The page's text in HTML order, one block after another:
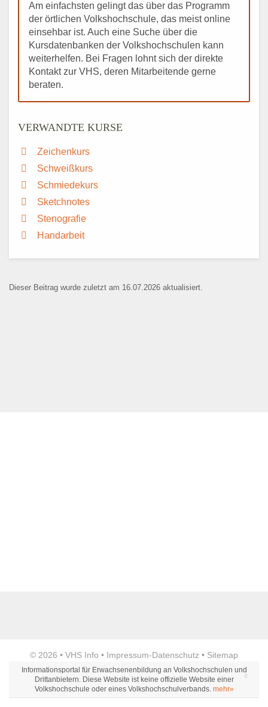
Am einfachsten gelingt das über das Programm
der örtlichen Volkshochschule, das meist online
einsehbar ist. Auch eine Suche über die
Kursdatenbanken der Volkshochschulen kann
weiterhelfen. Bei Fragen lohnt sich der direkte
Kontakt zur VHS, deren Mitarbeitende gerne
beraten.
VERWANDTE KURSE
Zeichenkurs
Schweißkurs
Schmiedekurs
Sketchnotes
Stenografie
Handarbeit
Dieser Beitrag wurde zuletzt am 16.07.2026 aktualisiert.
© 2026 • VHS Info • Impressum-Datenschutz • Sitemap
Informationsportal für Erwachsenenbildung an Volkshochschulen und
Drittanbietern. Diese Website ist keine offizielle Website einer
Volkshochschule oder eines Volkshochschulverbands. mehr»